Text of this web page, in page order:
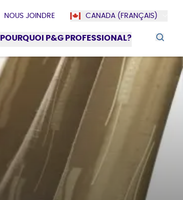
NOUS JOINDRE CANADA (FRANÇAIS)
POURQUOI P&G PROFESSIONAL?